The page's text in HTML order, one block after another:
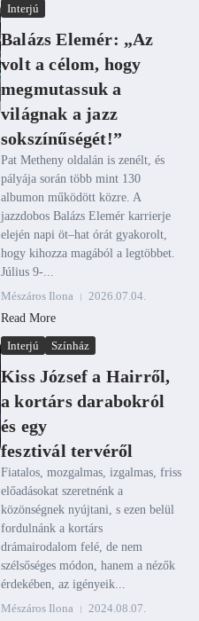
Interjú
Balázs Elemér: „Az
volt a célom, hogy
megmutassuk a
világnak a jazz
sokszínűségét!”
Pat Metheny oldalán is zenélt, és
pályája során több mint 130
albumon működött közre. A
jazzdobos Balázs Elemér karrierje
elején napi öt–hat órát gyakorolt,
hogy kihozza magából a legtöbbet.
Július 9-...
Mészáros Ilona
2026.07.04.
Read More
Interjú Színház
Kiss József a Hairről,
a kortárs darabokról
és egy
fesztivál tervéről
Fiatalos, mozgalmas, izgalmas, friss
előadásokat szeretnénk a
közönségnek nyújtani, s ezen belül
fordulnánk a kortárs
drámairodalom felé, de nem
szélsőséges módon, hanem a nézők
érdekében, az igényeik...
Mészáros Ilona
2024.08.07.